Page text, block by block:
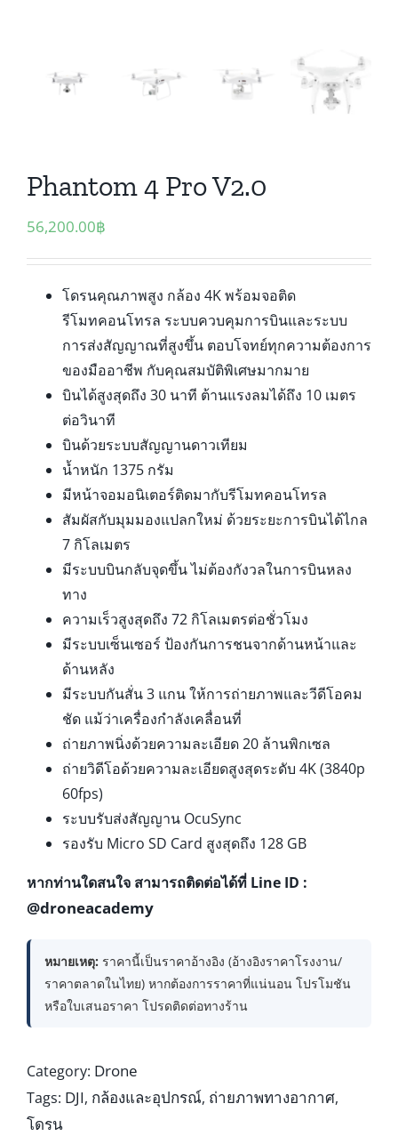
Phantom 4 Pro V2.0
56,200.00฿
โดรนคุณภาพสูง กล้อง 4K พร้อมจอติด
รีโมทคอนโทรล ระบบควบคุมการบินและระบบ
การส่งสัญญาณที่สูงขึ้น ตอบโจทย์ทุกความต้องการ
ของมืออาชีพ กับคุณสมบัติพิเศษมากมาย
บินได้สูงสุดถึง 30 นาที ต้านแรงลมได้ถึง 10 เมตร
ต่อวินาที
บินด้วยระบบสัญญานดาวเทียม
น้ำหนัก 1375 กรัม
มีหน้าจอมอนิเตอร์ติดมากับรีโมทคอนโทรล
สัมผัสกับมุมมองแปลกใหม่ ด้วยระยะการบินได้ไกล
7 กิโลเมตร
มีระบบบินกลับจุดขึ้น ไม่ต้องกังวลในการบินหลง
ทาง
ความเร็วสูงสุดถึง 72 กิโลเมตรต่อชั่วโมง
มีระบบเซ็นเซอร์ ป้องกันการชนจากด้านหน้าและ
ด้านหลัง
มีระบบกันสั่น 3 แกน ให้การถ่ายภาพและวีดีโอคม
ชัด แม้ว่าเครื่องกำลังเคลื่อนที่
ถ่ายภาพนิ่งด้วยความละเอียด 20 ล้านพิกเซล
ถ่ายวิดีโอด้วยความละเอียดสูงสุดระดับ 4K (3840p
60fps)
ระบบรับส่งสัญญาน OcuSync
รองรับ Micro SD Card สูงสุดถึง 128 GB
หากท่านใดสนใจ สามารถติดต่อได้ที่ Line ID :
@droneacademy
หมายเหตุ: ราคานี้เป็นราคาอ้างอิง (อ้างอิงราคาโรงงาน/
ราคาตลาดในไทย) หากต้องการราคาที่แน่นอน โปรโมชัน
หรือใบเสนอราคา โปรดติดต่อทางร้าน
Category: Drone
Tags: DJI, กล้องและอุปกรณ์, ถ่ายภาพทางอากาศ,
โดรน